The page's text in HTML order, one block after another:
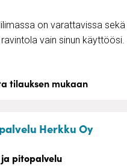
on varattavissa sekä
vain sinun käyttöösi.
tilauksen mukaan
Herkku Oy–
pitopalvelu